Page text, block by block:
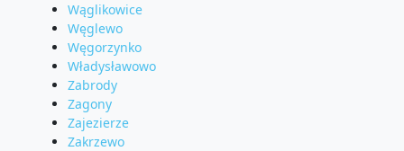
Wąglikowice
Węglewo
Węgorzynko
Władysławowo
Zabrody
Zagony
Zajezierze
Zakrzewo